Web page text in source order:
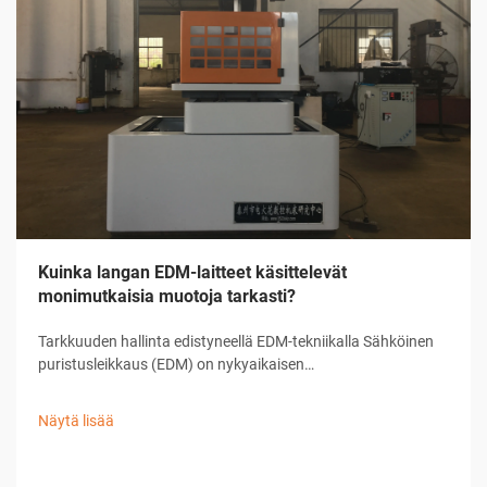
Kuinka langan EDM-laitteet käsittelevät
monimutkaisia muotoja tarkasti?
Tarkkuuden hallinta edistyneellä EDM-tekniikalla Sähköinen
puristusleikkaus (EDM) on nykyaikaisen
suunnitelmien toteuttamisessa. ...
Näytä lisää